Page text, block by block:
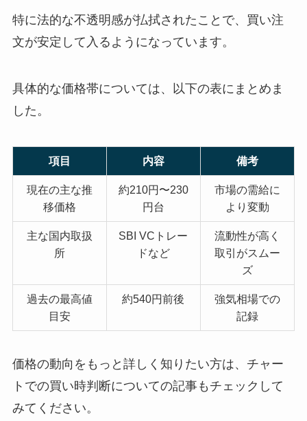
特に法的な不透明感が払拭されたことで、買い注
文が安定して入るようになっています。
具体的な価格帯については、以下の表にまとめま
した。
項目 内容 備考
現在の主な推
移価格
約210円〜230
円台
市場の需給に
より変動
主な国内取扱
所
SBI VCトレー
ドなど
流動性が高く
取引がスムー
ズ
過去の最高値
目安
約540円前後
強気相場での
記録
価格の動向をもっと詳しく知りたい方は、チャー
トでの買い時判断についての記事もチェックして
みてください。